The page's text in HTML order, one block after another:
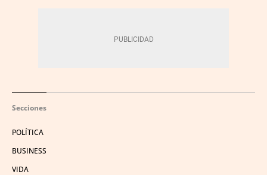
Secciones
POLÍTICA
BUSINESS
VIDA